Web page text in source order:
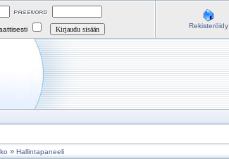
Rekisteröidy
» Hallintapaneeli